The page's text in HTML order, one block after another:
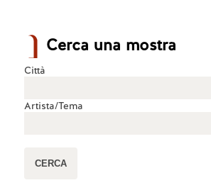
Cerca una mostra
Città
Artista/Tema